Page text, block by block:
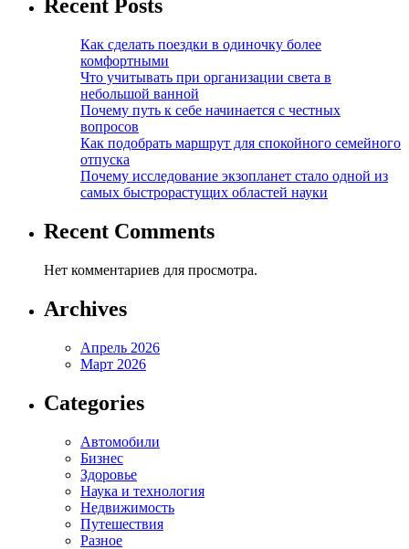
Recent Posts
Как сделать поездки в одиночку более
комфортными
Что учитывать при организации света в
небольшой ванной
Почему путь к себе начинается с честных
вопросов
Как подобрать маршрут для спокойного семейного
отпуска
Почему исследование экзопланет стало одной из
самых быстрорастущих областей науки
Recent Comments
Нет комментариев для просмотра.
Archives
Апрель 2026
Март 2026
Categories
Автомобили
Бизнес
Здоровье
Наука и технология
Недвижимость
Путешествия
Разное